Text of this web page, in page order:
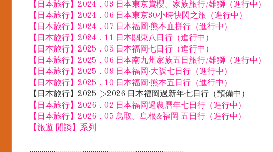
【日本旅行】2024．03 日本東京賞櫻。家族旅行/雄獅（進行中）
【日本旅行】2024．06 日本東京30小時快閃之旅（進行中）
【日本旅行】2024．07 日本福岡·熊本血拼行（進行中）
【日本旅行】2024．11 日本關東八日行（進行中）
【日本旅行】2025．05 日本福岡七日行（進行中）
【日本旅行】2025．06 日本南九州家族五日旅行/雄獅（進行中）
【日本旅行】2025．09 日本福岡·大阪七日行（進行中）
【日本旅行】2025．10 日本福岡·熊本五日行（進行中）
【日本旅行】2025->2026 日本福岡過新年七日行（預備中）
【日本旅行】2026．02 日本福岡過農曆年七日行（進行中）
【日本旅行】2026．05 鳥取。島根&福岡 五日行（進行中）
【旅遊 閒談】系列